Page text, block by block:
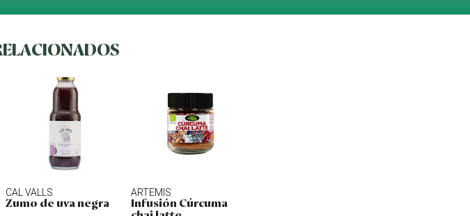
CAL VALLS
Zumo de uva negra
ARTEMIS
Infusión Cúrcuma